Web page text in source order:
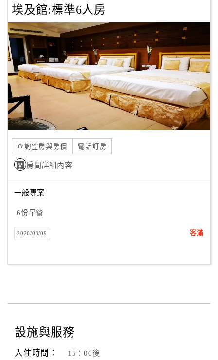
埃及館:標準6人房
查詢空房與房價 電話訂房
房間詳細內容
一般專案
6份早餐
2026/08/09 客滿
設施與服務
入住時間： 15：00後